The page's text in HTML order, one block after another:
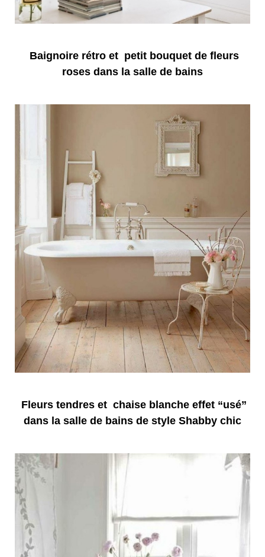
Baignoire rétro et petit bouquet de fleurs
roses dans la salle de bains
Fleurs tendres et chaise blanche effet “usé”
dans la salle de bains de style Shabby chic